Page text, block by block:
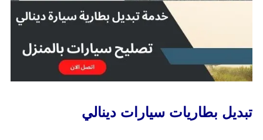
تبديل بطاريات سيارات دينالي